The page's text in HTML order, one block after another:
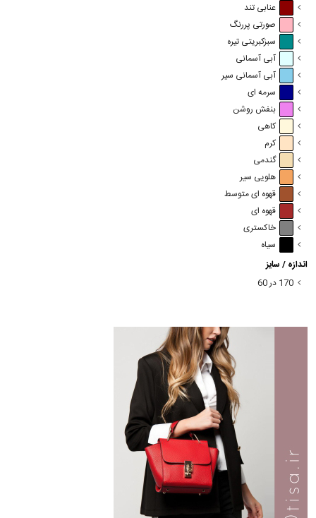
عنابی تند
صورتی پررنگ
سبزکبریتی تیره
آبی آسمانی
آبی آسمانی سیر
سرمه ای
بنفش روشن
کاهی
کرم
گندمی
هلویی سیر
قهوه ای متوسط
قهوه ای
خاکستری
سیاه
اندازه / سایز
170 در 60